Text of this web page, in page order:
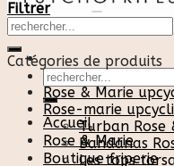
Recherche
pour :
Accueil
Rose & Marie
Boutique friperie
Filtrer
Catégories de produits
Rose & Marie
Rose-marie
Turban Rose
Bandanas
Les tops